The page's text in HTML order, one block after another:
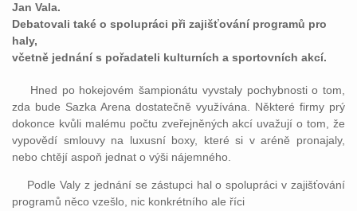
Jan Vala.
Debatovali také o spolupráci při zajišťování programů pro
haly,
včetně jednání s pořadateli kulturních a sportovních akcí.
Hned po hokejovém šampionátu vyvstaly pochybnosti o tom,
zda bude Sazka Arena dostatečně využívána. Některé firmy prý
dokonce kvůli malému počtu zveřejněných akcí uvažují o tom, že
vypovědí smlouvy na luxusní boxy, které si v aréně pronajaly,
nebo chtějí aspoň jednat o výši nájemného.
Podle Valy z jednání se zástupci hal o spolupráci v zajišťování
programů něco vzešlo, nic konkrétního ale říci